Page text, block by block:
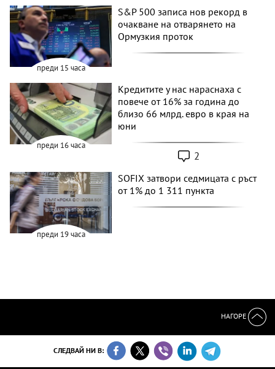
преди 15 часа
S&P 500 записа нов рекорд в
очакване на отварянето на
Ормузкия проток
преди 16 часа
Кредитите у нас нараснаха с
повече от 16% за година до
близо 66 млрд. евро в края на
юни
2
преди 19 часа
SOFIX затвори седмицата с ръст
от 1% до 1 311 пункта
НАГОРЕ
СЛЕДВАЙ НИ В: